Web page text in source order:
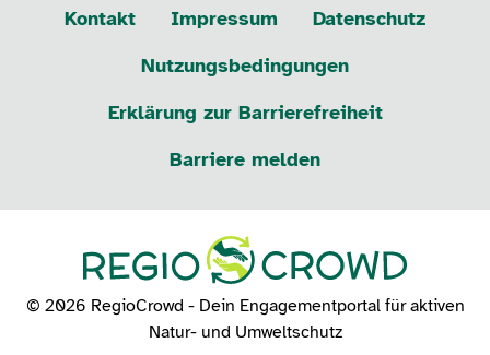
Kontakt Impressum
Datenschutz
Nutzungsbedingungen
Erklärung zur Barrierefreiheit
Barriere melden
© 2026 RegioCrowd - Dein Engagementportal für aktiven
Natur- und Umweltschutz